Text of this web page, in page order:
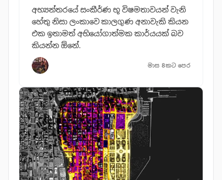
අභ්‍යන්තරයේ සංකීර්ණ භූ විෂමතාවයන් වැනි
හේතු නිසා ලංකාවෙ කාලගුණ අනාවැකි කියන
එක ඉතාමත් අභියෝගාත්මක කාර්යයක් බව
කියන්න ඕනේ.
මාස 8කට පෙර